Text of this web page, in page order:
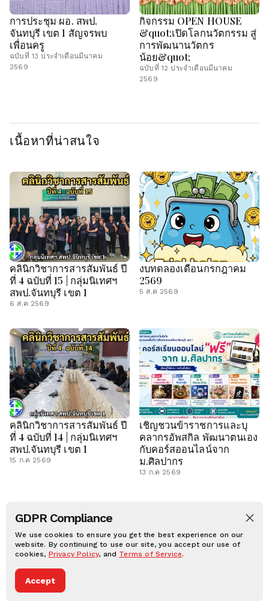
GDPR Compliance
We use cookies to ensure you get the best experience on our
website. By continuing to use our site, you accept our use of
cookies, Privacy Policy, and Terms of Service.
Accept
การประชุม ผอ. สพป.
จันทบุรี เขต 1 สัญจรพบ
เพื่อนครู
ฉบับที่ 13 ประจำเดือนมีนาคม
2569
กิจกรรม OPEN HOUSE
&quot;เปิดโลกนวัตกรรม สู่
การพัฒนานวัตกร
น้อย&quot;
ฉบับที่ 12 ประจำเดือนมีนาคม
2569
เนื้อหาที่น่าสนใจ
คลินิกวิชาการสารสัมพันธ์ ปี
ที่ 4 ฉบับที่ 15 | กลุ่มนิเทศฯ
สพป.จันทบุรี เขต 1
6 ส.ค 2569
งบทดลองเดือนกรกฎาคม
2569
5 ส.ค 2569
คลินิกวิชาการสารสัมพันธ์ ปี
ที่ 4 ฉบับที่ 14 | กลุ่มนิเทศฯ
สพป.จันทบุรี เขต 1
15 ก.ค 2569
เชิญชวนข้าราชการและบุ
คลากรอัพสกิล พัฒนาตนเอง
กับคอร์สออนไลน์จาก
ม.ศิลปากร
13 ก.ค 2569
LON INCHAN1.GO.TH
ประวัติศาสตร์ท้องถิ่น
CHAN1 PLAY
CHAN1.NET © 2025, All rights reserved.